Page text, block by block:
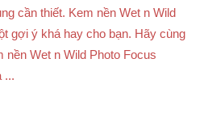
cần thiết. Kem nền Wet n Wild
gợi ý khá hay cho bạn. Hãy cùng
nền Wet n Wild Photo Focus
...